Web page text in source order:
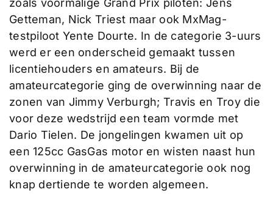
zoals voormalige Grand Prix piloten: Jens
Getteman, Nick Triest maar ook MxMag-
testpiloot Yente Dourte. In de categorie 3-uurs
werd er een onderscheid gemaakt tussen
licentiehouders en amateurs. Bij de
amateurcategorie ging de overwinning naar de
zonen van Jimmy Verburgh; Travis en Troy die
voor deze wedstrijd een team vormde met
Dario Tielen. De jongelingen kwamen uit op
een 125cc GasGas motor en wisten naast hun
overwinning in de amateurcategorie ook nog
knap dertiende te worden algemeen.